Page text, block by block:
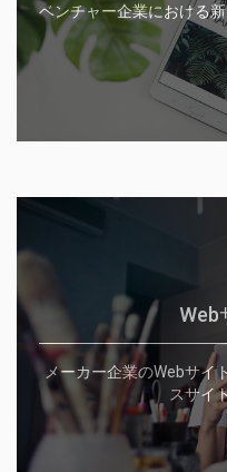
ベンチャー企業における
Web
メーカー企業のWebサイ
スサイ